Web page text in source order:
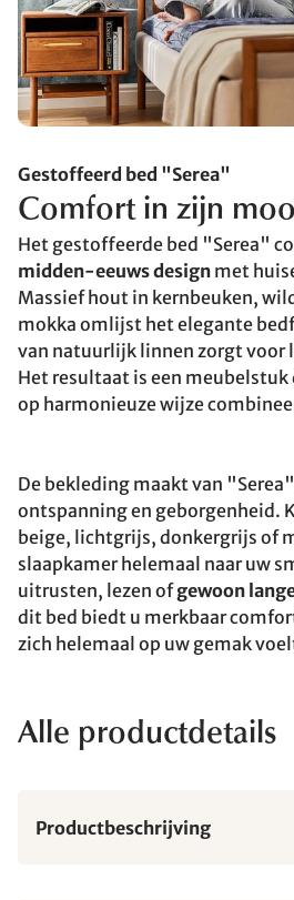
Gestoffeerd bed "Serea"
Comfort in zijn
Het gestoffeerde bed "Serea"
midden-eeuws design met
Massief hout in kernbeuken,
mokka omlijst het elegante
van natuurlijk linnen zorgt voor
Het resultaat is een meubelstuk
op harmonieuze wijze
De bekleding maakt van
ontspanning en geborgenheid.
beige, lichtgrijs, donkergrijs of
slaapkamer helemaal naar uw
uitrusten, lezen ofgewoon
dit bed biedt u merkbaar
zich helemaal op uw gemak
Alle productdetails
Productbeschrijving